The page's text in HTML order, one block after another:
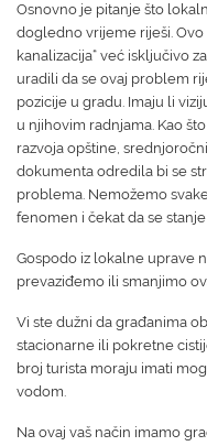
Osnovno je pitanje što
dogledno vrijeme riješi. Ovo
kanalizacija“ već isključivo
uradili da se ovaj problem
pozicije u gradu. Imaju li
u njihovim radnjama. Kao
razvoja opštine,
dokumenta odredila bi se
problema. Nemožemo
fenomen i čekat da se
Gospodo iz lokalne uprave
prevaziđemo ili smanjimo
Vi ste dužni da građanima
stacionarne ili pokretne
broj turista moraju imati
vodom.
Na ovaj vaš način imamo